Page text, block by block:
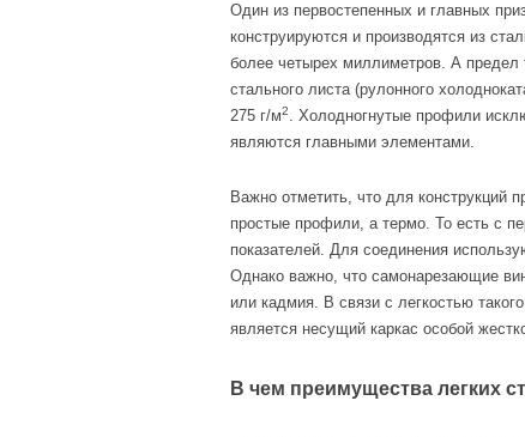
Один из первостепенных и главных
конструируются и производятся из
более четырех миллиметров. А
стального листа (рулонного
275 г/м2. Холодногнутые профили
являются главными элементами.
Важно отметить, что для конструкций
простые профили, а термо. То есть с
показателей. Для соединения
Однако важно, что самонарезающие
или кадмия. В связи с легкостью
является несущий каркас особой
В чем преимущества легких